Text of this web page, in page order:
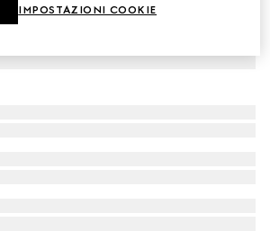
IMPOSTAZIONI COOKIE